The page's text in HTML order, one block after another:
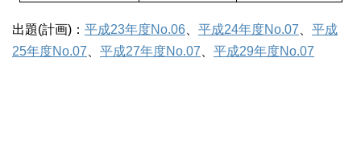
出題(計画)： 平成23年度No.06 平成24年度No.07
平成
25年度No.07
平成27年度No.07 平成29年度No.07